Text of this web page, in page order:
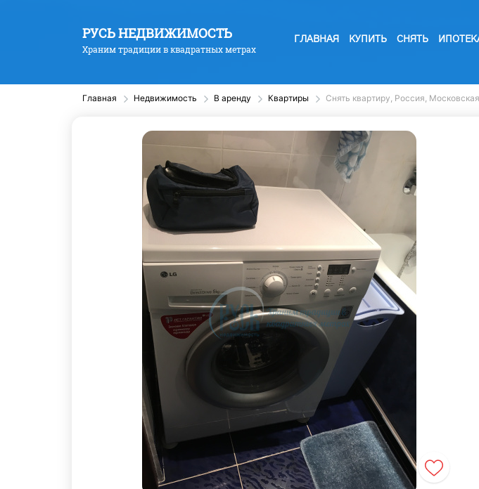
РУСЬ НЕДВИЖИМОСТЬ
Храним традиции в квадратных метрах
ГЛАВНАЯ КУПИТЬ СНЯТЬ
Главная Недвижимость В аренду Квартиры Снять квартиру, Россия,